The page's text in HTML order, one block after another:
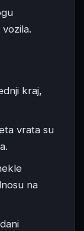
kraj,
vrata su
na